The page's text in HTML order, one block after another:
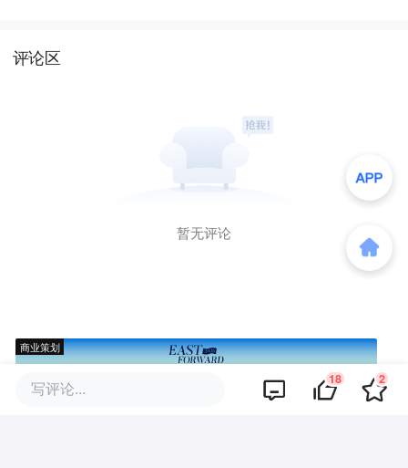
评论区
暂无评论
商业策划
写评论... 18 2